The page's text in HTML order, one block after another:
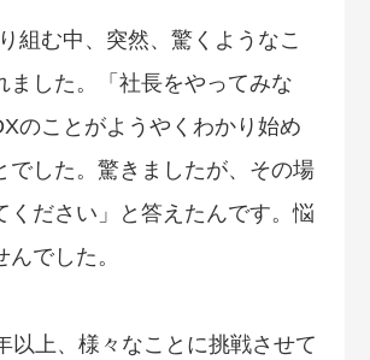
組む中、突然、驚くようなこ
ました。「社長をやってみな
のことがようやくわかり始め
でした。驚きましたが、その場
ください」と答えたんです。悩
でした。
以上、様々なことに挑戦させて